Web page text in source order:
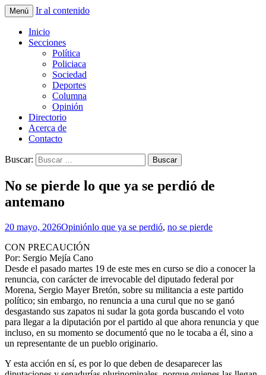
La Yunta de Tepic
Menú Ir al contenido
Inicio
Secciones
Política
Policiaca
Sociedad
Deportes
Columna
Opinión
Directorio
Acerca de
Contacto
Buscar:
No se pierde lo que ya se perdió de
antemano
20 mayo, 2026Opiniónlo que ya se perdió, no se pierde
CON PRECAUCIÓN
Por: Sergio Mejía Cano
Desde el pasado martes 19 de este mes en curso se dio a conocer la
renuncia, con carácter de irrevocable del diputado federal por
Morena, Sergio Mayer Bretón, sobre su militancia a este partido
político; sin embargo, no renuncia a una curul que no se ganó
desgastando sus zapatos ni sudar la gota gorda buscando el voto
para llegar a la diputación por el partido al que ahora renuncia y que
incluso, en su momento se documentó que no le tocaba a él, sino a
un representante de un pueblo originario.
Y esta acción en sí, es por lo que deben de desaparecer las